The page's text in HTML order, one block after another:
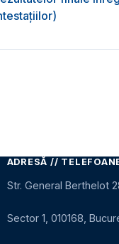
ADRESĂ //
Str. General Berthelot
Sector 1, 010168,